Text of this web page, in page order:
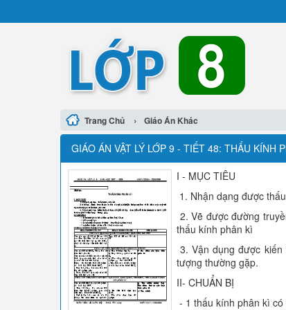
Trang Chủ › Giáo Án Khác
GIÁO ÁN VẬT LÝ LỚP 9 - TIẾT 48: THẤU KÍNH
I - MỤC TIÊU
1. Nhận dạng được
2. Vẽ được đường
thấu kính phân kì
3. Vận dụng được
tượng thường gặp.
II- CHUẨN BỊ
- 1 thấu kính phân kì